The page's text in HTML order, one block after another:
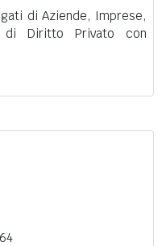
di Aziende, Imprese,
di Diritto Privato con